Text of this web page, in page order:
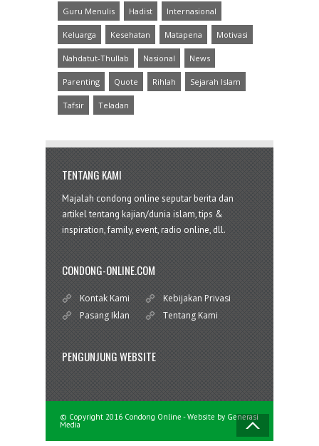
Guru Menulis Hadist Internasional
Keluarga Kesehatan Matapena Motivasi
Nahdatut-Thullab Nasional News
Parenting Quote Rihlah Sejarah Islam
Tafsir Teladan
TENTANG KAMI
Majalah condong online seputar berita dan
artikel tentang kajian/dunia islam, tips &
inspiration, family, event, radio online, dll.
CONDONG-ONLINE.COM
Kontak Kami
Kebijakan Privasi
Pasang Iklan
Tentang Kami
PENGUNJUNG WEBSITE
© Copyright 2016 Condong Online - Website by Generasi
Media